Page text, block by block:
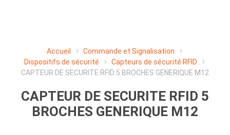
Accueil
Commande et Signalisation
Dispositifs de sécurité
Capteurs de sécurité RFID
CAPTEUR DE SECURITE RFID 5 BROCHES GENERIQUE M12
CAPTEUR DE SECURITE RFID 5
BROCHES GENERIQUE M12